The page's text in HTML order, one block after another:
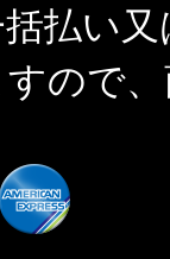
括払い
ので